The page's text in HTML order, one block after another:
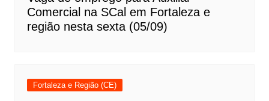
Comercial na SCal em Fortaleza e
região nesta sexta (05/09)
Fortaleza e Região (CE)